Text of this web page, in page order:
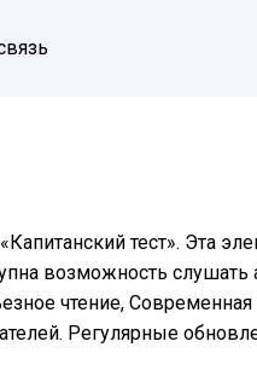
тест». Эта
возможность слушать
чтение,
Регулярные